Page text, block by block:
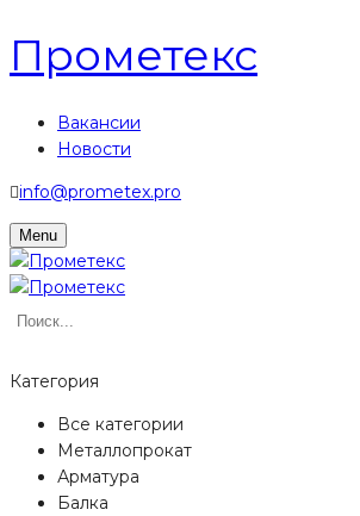
Прометекс
Вакансии
Новости
info@prometex.pro
Menu
Категория
Все категории
Металлопрокат
Арматура
Балка